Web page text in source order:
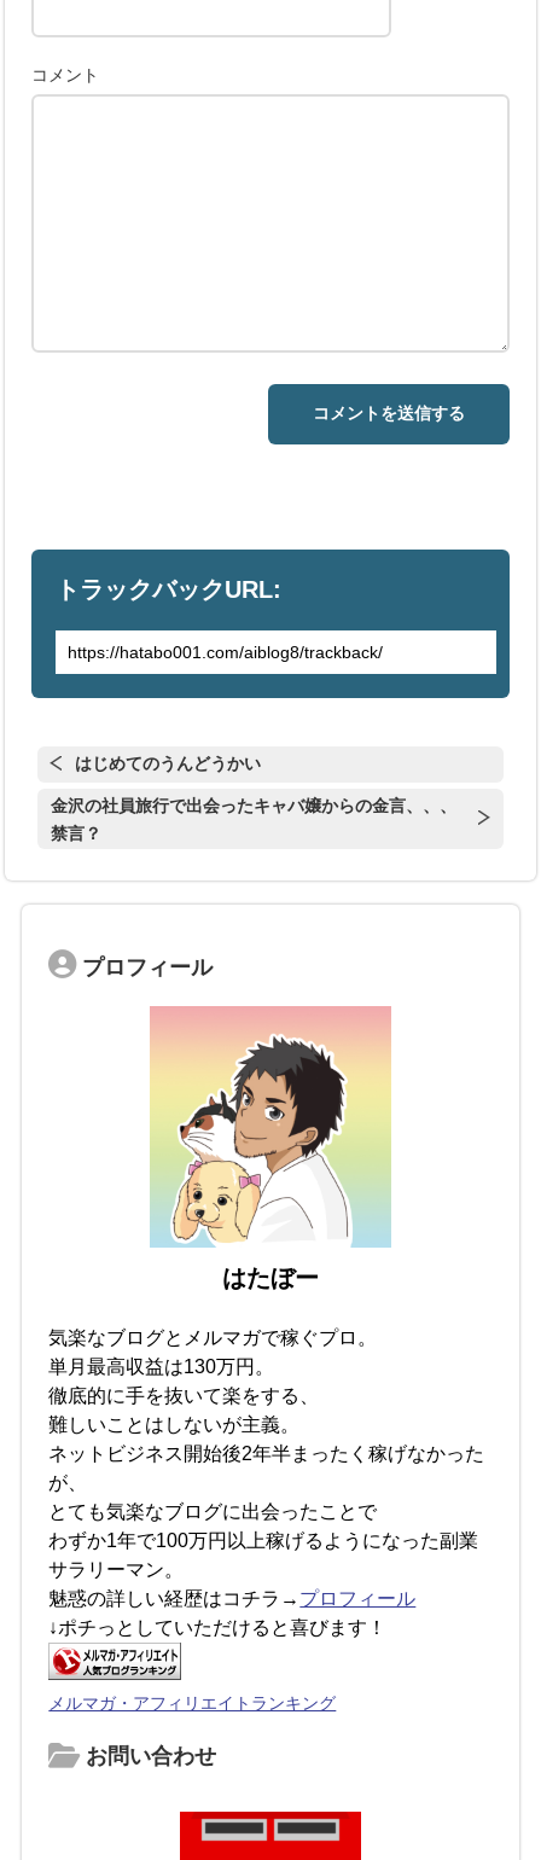
コメント
トラックバックURL:
はじめてのうんどうかい
金沢の社員旅行で出会ったキャバ嬢からの金言、、、
禁言？
プロフィール
はたぼー
気楽なブログとメルマガで稼ぐプロ。
単月最高収益は130万円。
徹底的に手を抜いて楽をする、
難しいことはしないが主義。
ネットビジネス開始後2年半まったく稼げなかった
が、
とても気楽なブログに出会ったことで
わずか1年で100万円以上稼げるようになった副業
サラリーマン。
魅惑の詳しい経歴はコチラ→ プロフィール
↓ポチっとしていただけると喜びます！
メルマガ・アフィリエイトランキング
お問い合わせ